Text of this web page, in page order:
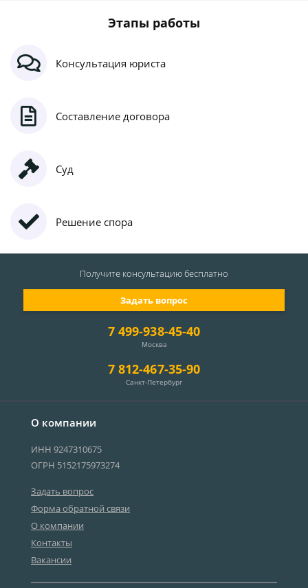
Этапы работы
Консультация юриста
Составление договора
Суд
Решение спора
О компании
ИНН 9247310675
ОГРН 5152175973274
Задать вопрос
Форма обратной связи
О компании
Контакты
Вакансии
7 499-938-45-40
Москва
7 812-467-35-90
Санкт-Петербург
Задать вопрос
Получите консультациюбесплатно